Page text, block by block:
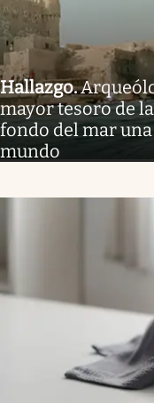
Hallazgo.
mayor tesoro de
fondo del mar
mundo